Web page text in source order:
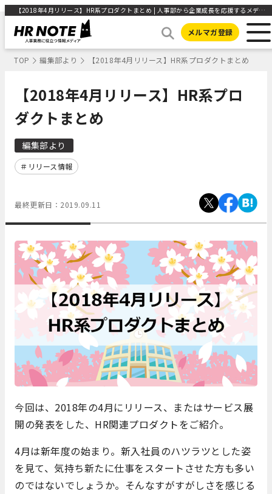
【2018年4月リリース】HR系プロダクトまとめ | 人事部から企業成長を応援するメディアHR NOTE
メルマガ登録
TOP 編集部より 【2018年4月リリース】HR系プロダクトまとめ
【2018年4月リリース】HR系プロ
ダクトまとめ
編集部より
リリース情報
最終更新日： 2019.09.11
今回は、2018年の4月にリリース、またはサービス展
開の発表をした、HR関連プロダクトをご紹介。
4月は新年度の始まり。新入社員のハツラツとした姿
を見て、気持ち新たに仕事をスタートさせた方も多い
のではないでしょうか。そんなすがすがしさを感じる